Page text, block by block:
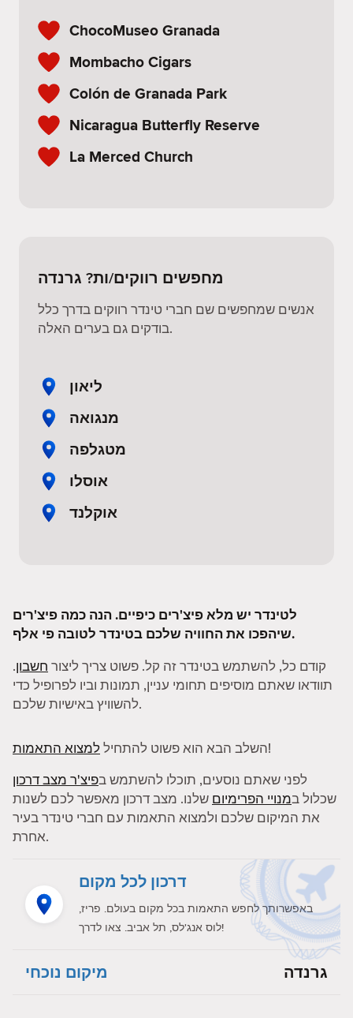
ChocoMuseo Granada
Mombacho Cigars
Colón de Granada Park
Nicaragua Butterfly Reserve
La Merced Church
מחפשים רווקים/ות? גרנדה
אנשים שמחפשים שם חברי טינדר רווקים בדרך כלל
בודקים גם בערים האלה.
ליאון
מנגואה
מטגלפה
אוסלו
אוקלנד
לטינדר יש מלא פיצ'רים כיפיים. הנה כמה פיצ'רים
שיהפכו את החוויה שלכם בטינדר לטובה פי אלף.
קודם כל, להשתמש בטינדר זה קל. פשוט צריך ליצור חשבון.
תוודאו שאתם מוסיפים תחומי עניין, תמונות וביו לפרופיל כדי
להשוויץ באישיות שלכם.
השלב הבא הוא פשוט להתחיללמצוא התאמות
!
לפני שאתם נוסעים, תוכלו להשתמש בפיצ'ר מצב דרכון
שכלול במנויי הפרימיום שלנו. מצב דרכון מאפשר לכם לשנות
את המיקום שלכם ולמצוא התאמות עם חברי טינדר בעיר
אחרת.
דרכון לכל מקום
באפשרותך לחפש התאמות בכל מקום בעולם. פריז,
לוס אנג'לס, תל אביב. צאו לדרך!
מיקום נוכחי גרנדה